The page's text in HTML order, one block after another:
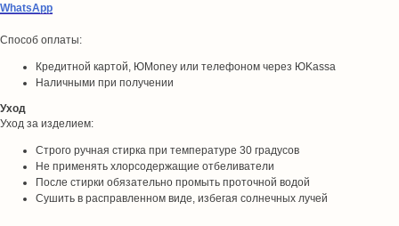
WhatsApp
Способ оплаты:
Кредитной картой, ЮMoney или телефоном через ЮKassa
Наличными при получении
Уход
Уход за изделием:
Строго ручная стирка при температуре 30 градусов
Не применять хлорсодержащие отбеливатели
После стирки обязательно промыть проточной водой
Сушить в расправленном виде, избегая солнечных лучей